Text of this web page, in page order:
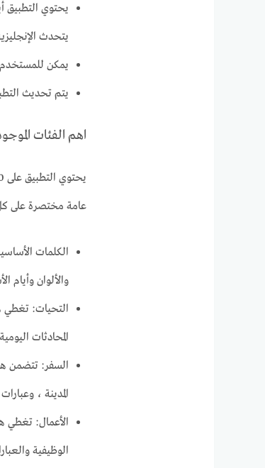
يحتوي
يتحدث
يمكن
يتم تحديث
اهم الفئات
عامة مختصرة على
الكلمات
والألوان وأيام
التحيات: تغطي
المحادثات
السفر: تتضمن
المدينة ،
الأعمال: تغطي
الوظيفية